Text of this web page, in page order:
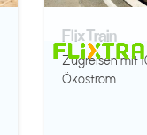
FlixTrain
Zugreisen mit
Ökostrom